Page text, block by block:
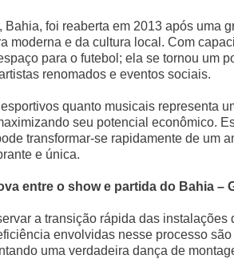
foi reaberta em 2013 após uma
moderna e da cultura local. Com
para o futebol; ela se tornou um
renomados e eventos sociais.
quanto musicais representa
seu potencial econômico.
transformar-se rapidamente de um
e única.
entre o show e partida do Bahia –
a transição rápida das instalações
envolvidas nesse processo
uma verdadeira dança de